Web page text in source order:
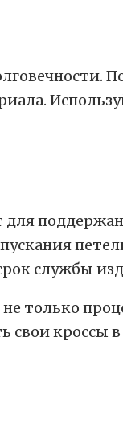
службы
только
кроссы